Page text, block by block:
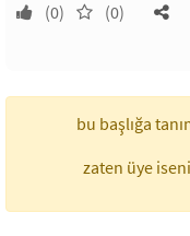
(0) (0)
bu başlığa
zaten üye